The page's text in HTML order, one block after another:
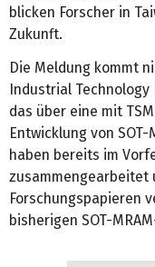
blicken Forscher in
Zukunft.
Die Meldung kommt
Industrial Technology
das über eine mit
Entwicklung von SOT-
haben bereits im
zusammengearbeitet
Forschungspapieren
bisherigen SOT-